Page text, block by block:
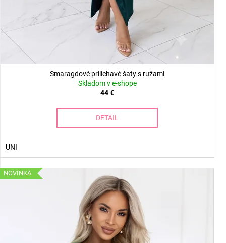
Smaragdové priliehavé šaty s ružami
Skladom v e-shope
44 €
DETAIL
UNI
NOVINKA